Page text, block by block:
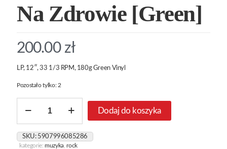
Na Zdrowie [Green]
200.00 zł
LP, 12″, 33 1/3 RPM, 180g Green Vinyl
Pozostało tylko: 2
[Green]
Dodaj do koszyka
SKU: 5907996085286
kategorie:muzyka ,rock